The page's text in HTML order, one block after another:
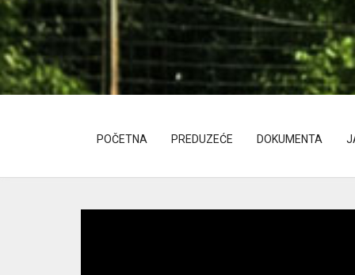
POČETNA PREDUZEĆE DOKUMENTA